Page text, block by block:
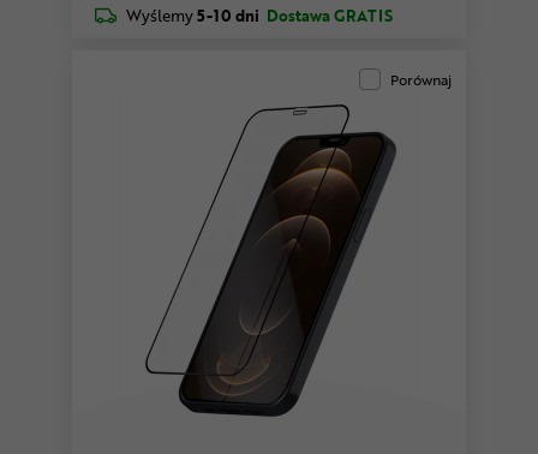
Wyślemy5-10 dni Dostawa GRATIS
Porównaj